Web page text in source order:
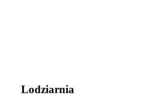
Lodziarnia